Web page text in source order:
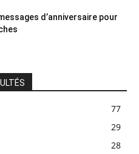
d’anniversaire pour
77
29
28